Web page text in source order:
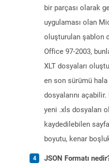
bir parçası olarak
uygulaması olan
oluşturulan şablon
Office 97-2003,
XLT dosyaları
en son sürümü
dosyalarını
yeni .xls dosyaları
kaydedilebilen
boyutu, kenar
JSON Formatı